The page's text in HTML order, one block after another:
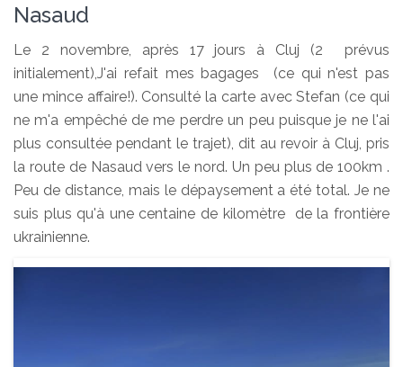
Nasaud
Le 2 novembre, après 17 jours à Cluj (2 prévus
initialement),J'ai refait mes bagages (ce qui n'est pas
une mince affaire!). Consulté la carte avec Stefan (ce qui
ne m'a empêché de me perdre un peu puisque je ne l'ai
plus consultée pendant le trajet), dit au revoir à Cluj, pris
la route de Nasaud vers le nord. Un peu plus de 100km .
Peu de distance, mais le dépaysement a été total. Je ne
suis plus qu'à une centaine de kilomètre de la frontière
ukrainienne.